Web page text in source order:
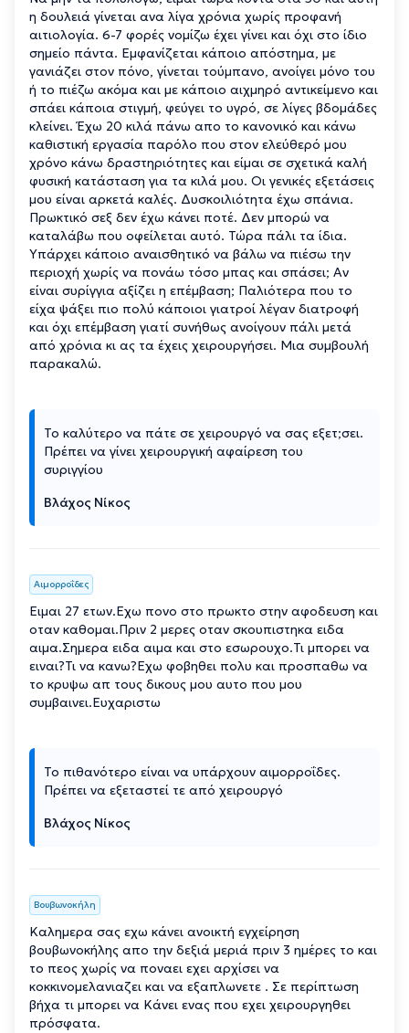
η δουλειά γίνεται ανα λίγα χρόνια χωρίς προφανή
αιτιολογία. 6-7 φορές νομίζω έχει γίνει και όχι στο ίδιο
σημείο πάντα. Εμφανίζεται κάποιο απόστημα, με
γανιάζει στον πόνο, γίνεται τούμπανο, ανοίγει μόνο του
ή το πιέζω ακόμα και με κάποιο αιχμηρό αντικείμενο και
σπάει κάποια στιγμή, φεύγει το υγρό, σε λίγες βδομάδες
κλείνει. Έχω 20 κιλά πάνω απο το κανονικό και κάνω
καθιστική εργασία παρόλο που στον ελεύθερό μου
χρόνο κάνω δραστηριότητες και είμαι σε σχετικά καλή
φυσική κατάσταση για τα κιλά μου. Οι γενικές εξετάσεις
μου είναι αρκετά καλές. Δυσκοιλιότητα έχω σπάνια.
Πρωκτικό σεξ δεν έχω κάνει ποτέ. Δεν μπορώ να
καταλάβω που οφείλεται αυτό. Τώρα πάλι τα ίδια.
Υπάρχει κάποιο αναισθητικό να βάλω να πιέσω την
περιοχή χωρίς να πονάω τόσο μπας και σπάσει; Αν
είναι συρίγγια αξίζει η επέμβαση; Παλιότερα που το
είχα ψάξει πιο πολύ κάποιοι γιατροί λέγαν διατροφή
και όχι επέμβαση γιατί συνήθως ανοίγουν πάλι μετά
από χρόνια κι ας τα έχεις χειρουργήσει. Μια συμβουλή
παρακαλώ.
Το καλύτερο να πάτε σε χειρουργό να σας εξετ;σει.
Πρέπει να γίνει χειρουργική αφαίρεση του
συριγγίου
Βλάχος Νίκος
Αιμορροΐδες
Ειμαι 27 ετων.Εχω πονο στο πρωκτο στην αφοδευση και
οταν καθομαι.Πριν 2 μερες οταν σκουπιστηκα ειδα
αιμα.Σημερα ειδα αιμα και στο εσωρουχο.Τι μπορει να
ειναι?Τι να κανω?Εχω φοβηθει πολυ και προσπαθω να
το κρυψω απ τους δικους μου αυτο που μου
συμβαινει.Ευχαριστω
Το πιθανότερο είναι να υπάρχουν αιμορροΐδες.
Πρέπει να εξεταστεί τε από χειρουργό
Βλάχος Νίκος
Βουβωνοκήλη
Καλημερα σας εχω κάνει ανοικτή εγχείρηση
βουβωνοκήλης απο την δεξιά μεριά πριν 3 ημέρες το και
το πεος χωρίς να ποναει εχει αρχίσει να
κοκκινομελανιαζει και να εξαπλωνετε . Σε περίπτωση
βήχα τι μπορει να Κάνει ενας που εχει χειρουργηθει
πρόσφατα.